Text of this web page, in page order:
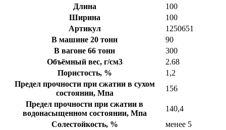
Длина
100
Ширина
100
Артикул
1250651
В машине 20 тонн
90
В вагоне 66 тонн
300
Объёмный вес, г/см3
2.68
Пористость, %
1,2
Предел прочности при сжатии в сухом
состоянии, Мпа
156
Предел прочности при сжатии в
водонасыщенном состоянии, Мпа
140,4
Солестойкость, %
менее 5